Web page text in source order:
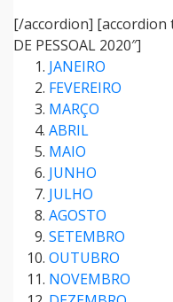
[/accordion] [accordion
DE PESSOAL 2020″]
JANEIRO
FEVEREIRO
MARÇO
ABRIL
MAIO
JUNHO
JULHO
AGOSTO
SETEMBRO
OUTUBRO
NOVEMBRO